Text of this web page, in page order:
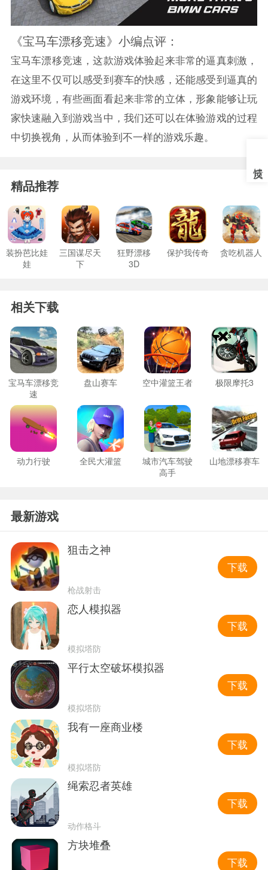
《宝马车漂移竞速》小编点评：
宝马车漂移竞速，这款游戏体验起来非常的逼真刺激，
在这里不仅可以感受到赛车的快感，还能感受到逼真的
游戏环境，有些画面看起来非常的立体，形象能够让玩
家快速融入到游戏当中，我们还可以在体验游戏的过程
中切换视角，从而体验到不一样的游戏乐趣。
精品推荐
装扮芭比娃
娃
三国谋尽天
下
狂野漂移
3D
保护我传奇 贪吃机器人
相关下载
宝马车漂移竞
速
盘山赛车 空中灌篮王者 极限摩托3
动力行驶 全民大灌篮
城市汽车驾驶
高手
山地漂移赛车
最新游戏
狙击之神
枪战射击
下载
恋人模拟器
模拟塔防
下载
平行太空破坏模拟器
模拟塔防
下载
我有一座商业楼
模拟塔防
下载
绳索忍者英雄
动作格斗
下载
方块堆叠
下载